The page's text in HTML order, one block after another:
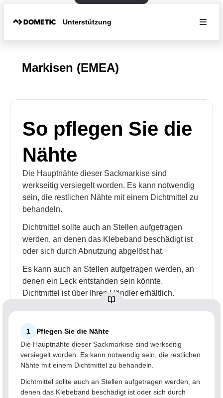
Unterstützung
Markisen (EMEA)
So pflegen Sie die
Nähte
Die Hauptnähte dieser Sackmarkise sind
werkseitig versiegelt worden. Es kann notwendig
sein, die restlichen Nähte mit einem Dichtmittel zu
behandeln.
Dichtmittel sollte auch an Stellen aufgetragen
werden, an denen das Klebeband beschädigt ist
oder sich durch Abnutzung abgelöst hat.
Es kann auch an Stellen aufgetragen werden, an
denen ein Leck entstanden sein könnte.
Dichtmittel ist über Ihren Händler erhältlich.
1
Pflegen Sie die Nähte
Die Hauptnähte dieser Sackmarkise sind werkseitig
versiegelt worden. Es kann notwendig sein, die restlichen
Nähte mit einem Dichtmittel zu behandeln.
Dichtmittel sollte auch an Stellen aufgetragen werden, an
denen das Klebeband beschädigt ist oder sich durch